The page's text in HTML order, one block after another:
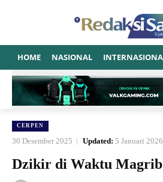
HOME NASIONAL
CERPEN
30 Desember 2025 Updated: 5 Januari 2026
Dzikir di Waktu Magrib